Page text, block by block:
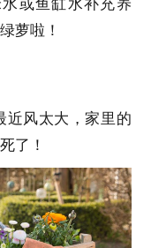
或鱼缸水补充养
萝啦！
近风太大，家里的
了！